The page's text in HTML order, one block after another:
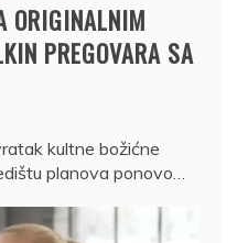
ORIGINALNIM
PREGOVARA SA
kultne božićne
planova ponovo…